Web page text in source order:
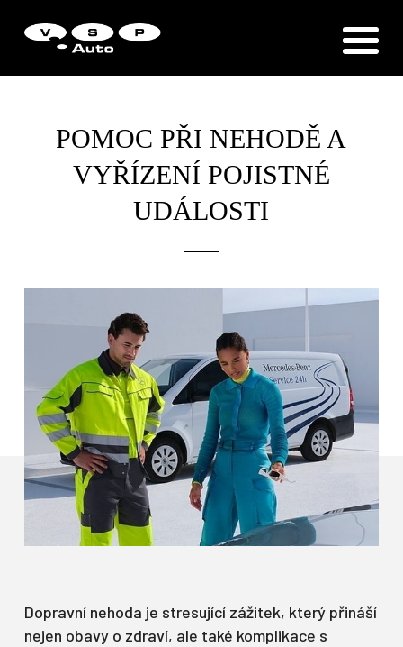
POMOC PŘI NEHODĚ A
VYŘÍZENÍ POJISTNÉ
UDÁLOSTI
Dopravní nehoda je stresující zážitek, který přináší
nejen obavy o zdraví, ale také komplikace s
Zákaznická podpora
Vítejte u VSP Auto s.r.o.